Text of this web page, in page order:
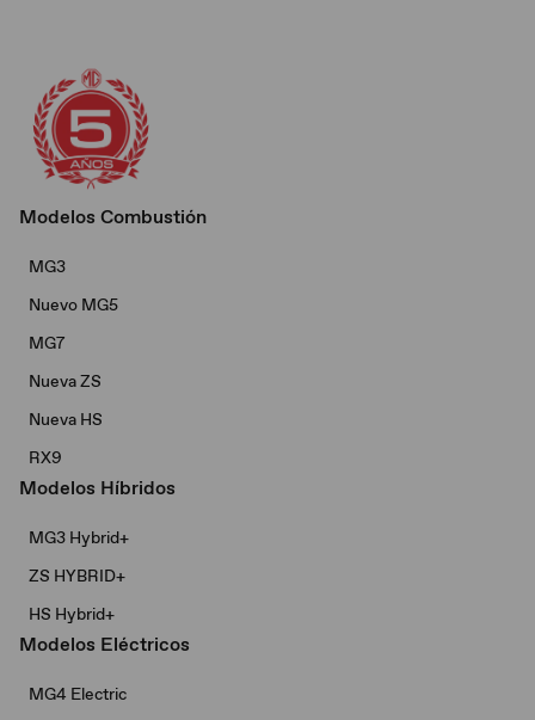
Modelos Combustión
MG3
Nuevo MG5
MG7
Nueva ZS
Nueva HS
RX9
Modelos Híbridos
MG3 Hybrid+​
ZS HYBRID+
HS Hybrid+
Modelos Eléctricos
MG4 Electric